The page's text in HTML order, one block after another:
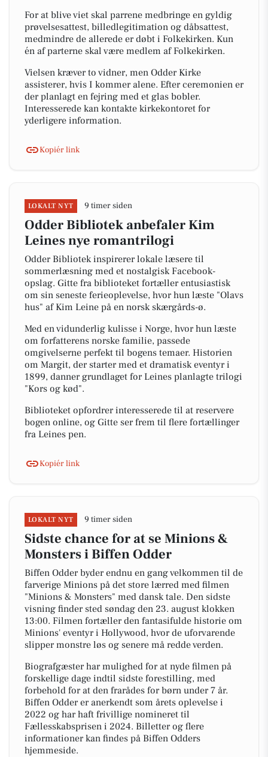
For at blive viet skal parrene medbringe en gyldig
prøvelsesattest, billedlegitimation og dåbsattest,
medmindre de allerede er døbt i Folkekirken. Kun
én af parterne skal være medlem af Folkekirken.
Vielsen kræver to vidner, men Odder Kirke
assisterer, hvis I kommer alene. Efter ceremonien er
der planlagt en fejring med et glas bobler.
Interesserede kan kontakte kirkekontoret for
yderligere information.
Kopiér link
LOKALT NYT 9 timer siden
Odder Bibliotek anbefaler Kim
Leines nye romantrilogi
Odder Bibliotek inspirerer lokale læsere til
sommerlæsning med et nostalgisk Facebook-
opslag. Gitte fra biblioteket fortæller entusiastisk
om sin seneste ferieoplevelse, hvor hun læste "Olavs
hus" af Kim Leine på en norsk skærgårds-ø.
Med en vidunderlig kulisse i Norge, hvor hun læste
om forfatterens norske familie, passede
omgivelserne perfekt til bogens temaer. Historien
om Margit, der starter med et dramatisk eventyr i
1899, danner grundlaget for Leines planlagte trilogi
"Kors og kød".
Biblioteket opfordrer interesserede til at reservere
bogen online, og Gitte ser frem til flere fortællinger
fra Leines pen.
Kopiér link
LOKALT NYT 9 timer siden
Sidste chance for at se Minions &
Monsters i Biffen Odder
Biffen Odder byder endnu en gang velkommen til de
farverige Minions på det store lærred med filmen
"Minions & Monsters" med dansk tale. Den sidste
visning finder sted søndag den 23. august klokken
13:00. Filmen fortæller den fantasifulde historie om
Minions' eventyr i Hollywood, hvor de uforvarende
slipper monstre løs og senere må redde verden.
Biografgæster har mulighed for at nyde filmen på
forskellige dage indtil sidste forestilling, med
forbehold for at den frarådes for børn under 7 år.
Biffen Odder er anerkendt som årets oplevelse i
2022 og har haft frivillige nomineret til
Fællesskabsprisen i 2024. Billetter og flere
informationer kan findes på Biffen Odders
hjemmeside.